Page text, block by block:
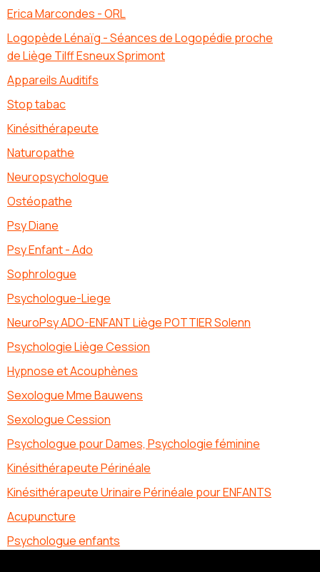
Erica Marcondes - ORL
Logopède Lénaïg - Séances de Logopédie proche
de Liège Tilff Esneux Sprimont
Appareils Auditifs
Stop tabac
Kinésithérapeute
Naturopathe
Neuropsychologue
Ostéopathe
Psy Diane
Psy Enfant - Ado
Sophrologue
Psychologue-Liege
NeuroPsy ADO-ENFANT Liège POTTIER Solenn
Psychologie Liège Cession
Hypnose et Acouphènes
Sexologue Mme Bauwens
Sexologue Cession
Psychologue pour Dames, Psychologie féminine
Kinésithérapeute Périnéale
Kinésithérapeute Urinaire Périnéale pour ENFANTS
Acupuncture
Psychologue enfants